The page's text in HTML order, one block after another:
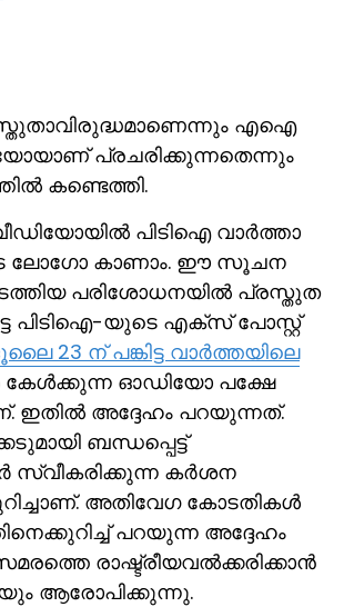
എഐ
പ്രചരിക്കുന്നതെന്നും
കണ്ടെത്തി.
പിടിഐ വാര്‍ത്താ
ലോഗോ കാണാം. ഈ സൂചന
പരിശോധനയില്‍ പ്രസ്തുത
പിടിഐ-യുടെ എക്സ് പോസ്റ്റ്
23 ന് പങ്കിട്ട വാര്‍ത്തയിലെ
കേള്‍ക്കുന്ന ഓഡിയോ പക്ഷേ
ഇതില്‍ അദ്ദേഹം പറയുന്നത്.
ബന്ധപ്പെട്ട്
സ്വീകരിക്കുന്ന കര്‍ശന
അതിവേഗ കോടതികള്‍
പറയുന്ന അദ്ദേഹം
രാഷ്ട്രീയവല്‍ക്കരിക്കാന്‍
ആരോപിക്കുന്നു.